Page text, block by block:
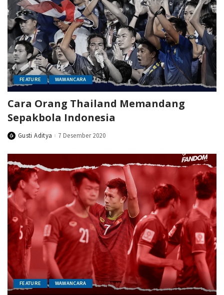
FEATURE WAWANCARA
Cara Orang Thailand Memandang
Sepakbola Indonesia
PostedGusti Aditya 7 Desember 2020
FEATURE WAWANCARA